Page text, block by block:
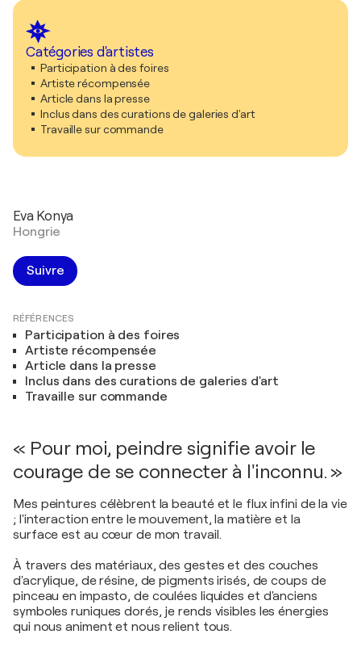
Catégories d'artistes
Participation à des foires
Artiste récompensée
Article dans la presse
Inclus dans des curations de galeries d'art
Travaille sur commande
Eva Konya
Hongrie
Suivre
RÉFÉRENCES
Participation à des foires
Artiste récompensée
Article dans la presse
Inclus dans des curations de galeries d'art
Travaille sur commande
« Pour moi, peindre signifie avoir le
courage de se connecter à l'inconnu. »
Mes peintures célèbrent la beauté et le flux infini de la vie
; l'interaction entre le mouvement, la matière et la
surface est au cœur de mon travail.
À travers des matériaux, des gestes et des couches
d'acrylique, de résine, de pigments irisés, de coups de
pinceau en impasto, de coulées liquides et d'anciens
symboles runiques dorés, je rends visibles les énergies
qui nous animent et nous relient tous.